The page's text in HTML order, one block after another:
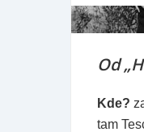
Od
Kde?
tam